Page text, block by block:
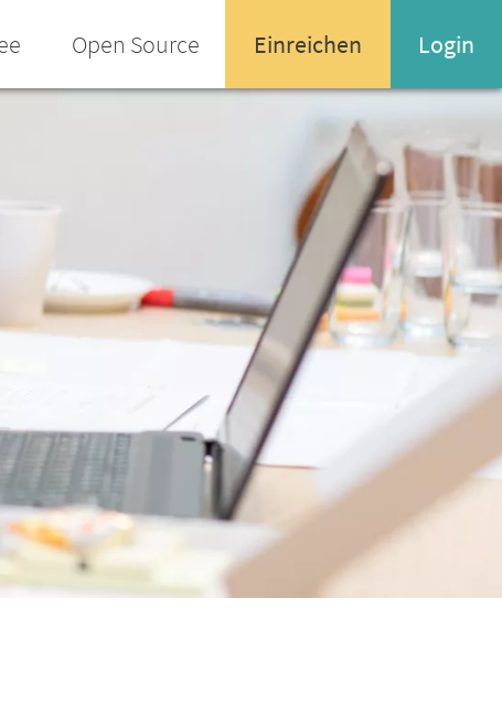
Open Source Einreichen Login
Name oder Email-Adresse
Enter your username or email address